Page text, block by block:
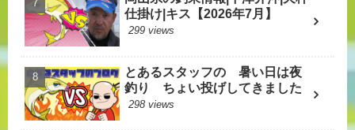
仕掛け|キス【2026年7月】
299 views
とあるスタッフの 暑い日は夜
釣り ちょい投げしてきました
298 views